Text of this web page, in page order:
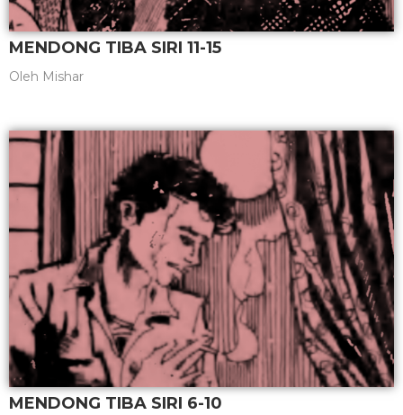
MENDONG TIBA SIRI 11-15
Oleh Mishar
MENDONG TIBA SIRI 6-10